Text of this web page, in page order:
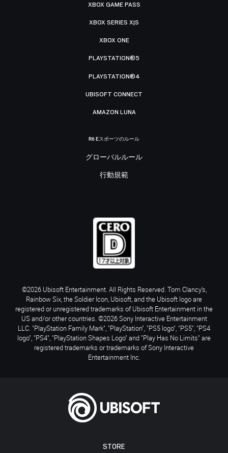
STORE
XBOX GAME PASS
XBOX SERIES X|S
XBOX ONE
PLAYSTATION®5
PLAYSTATION®4
UBISOFT CONNECT
AMAZON LUNA
R6 Eスポーツのルール
グローバルルール
行動規範
©2026 Ubisoft Entertainment. All Rights Reserved. Tom Clancy’s,
Rainbow Six, the Soldier Icon, Ubisoft, and the Ubisoft logo are
registered or unregistered trademarks of Ubisoft Entertainment in the
US and/or other countries. ©2026 Sony Interactive Entertainment
LLC. "PlayStation Family Mark", "PlayStation", "PS5 logo", "PS5", "PS4
logo", "PS4", "PlayStation Shapes Logo" and "Play Has No Limits" are
registered trademarks or trademarks of Sony Interactive
Entertainment Inc.